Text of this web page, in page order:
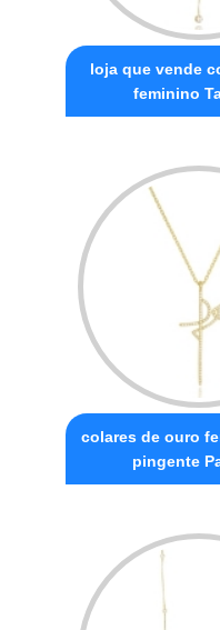
loja que vende
feminino
colares de ouro
pingente